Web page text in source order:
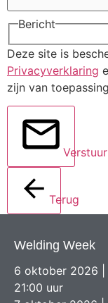
Bericht
Deze site is
Privacyverklaring
zijn van
Verstuur
Terug
Welding Week
6 oktober 2026 |
21:00 uur